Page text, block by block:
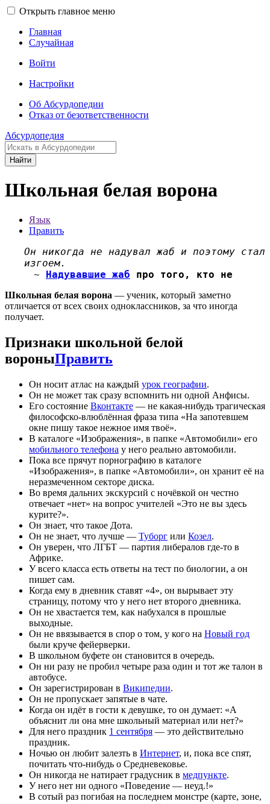
Открыть главное меню
Главная
Случайная
Войти
Настройки
Об Абсурдопедии
Отказ от безответственности
Абсурдопедия
Найти
Школьная белая ворона
Язык
Править
Он никогда не надувал жаб и поэтому стал
изгоем.
~ Надувавшие жаб про того, кто не
Школьная белая ворона — ученик, который заметно
отличается от всех своих одноклассников, за что иногда
получает.
Признаки школьной белой
вороныПравить
Он носит атлас на каждый урок географии.
Он не может так сразу вспомнить ни одной Анфисы.
Его состояние Вконтакте — не какая-нибудь трагическая
философско-влюблённая фраза типа «На запотевшем
окне пишу такое нежное имя твоё».
В каталоге «Изображения», в папке «Автомобили» его
мобильного телефона у него реально автомобили.
Пока все прячут порнографию в каталоге
«Изображения», в папке «Автомобили», он хранит её на
неразмеченном секторе диска.
Во время дальних экскурсий с ночёвкой он честно
отвечает «нет» на вопрос учителей «Это не вы здесь
курите?».
Он знает, что такое Дота.
Он не знает, что лучше — Туборг или Козел.
Он уверен, что ЛГБТ — партия либералов где-то в
Африке.
У всего класса есть ответы на тест по биологии, а он
пишет сам.
Когда ему в дневник ставят «4», он вырывает эту
страницу, потому что у него нет второго дневника.
Он не хвастается тем, как набухался в прошлые
выходные.
Он не ввязывается в спор о том, у кого на Новый год
были круче фейерверки.
В школьном буфете он становится в очередь.
Он ни разу не пробил четыре раза один и тот же талон в
автобусе.
Он зарегистрирован в Википедии.
Он не пропускает запятые в чате.
Когда он идёт в гости к девушке, то он думает: «А
объяснит ли она мне школьный материал или нет?»
Для него праздник 1 сентября — это действительно
праздник.
Ночью он любит залезть в Интернет, и, пока все спят,
почитать что-нибудь о Средневековье.
Он никогда не натирает градусник в медпункте.
У него нет ни одного «Поведение — неуд.!»
В сотый раз погибая на последнем монстре (карте, зоне,